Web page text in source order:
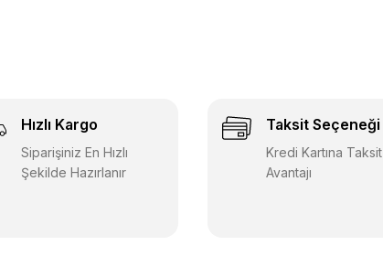
Hızlı Kargo
Siparişiniz En Hızlı
Şekilde Hazırlanır
Taksit Seçeneği
Kredi Kartına Taksit
Avantajı